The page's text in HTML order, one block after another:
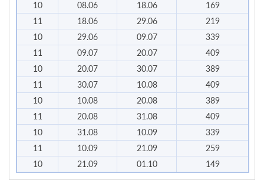
10
08.06 18.06
169
11
18.06 29.06
219
10
29.06 09.07
339
11
09.07 20.07
409
10
20.07 30.07
389
11
30.07 10.08
409
10
10.08 20.08
389
11
20.08 31.08
409
10
31.08 10.09
339
11
10.09 21.09
259
10
21.09 01.10 149